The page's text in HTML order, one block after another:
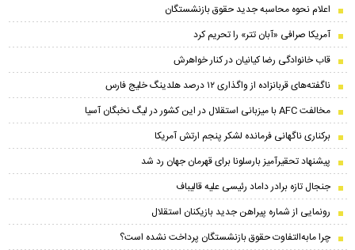
اعلام نحوه محاسبه جدید حقوق بازنشستگان
آمریکا صرافی «آبان تتر» را تحریم کرد
قاب خانوادگی رضا کیانیان در کنار خواهرش
ناگفته‌های قربانزاده از واگذاری ۱۲ درصد هلدینگ خلیج فارس
مخالفت AFC با میزبانی استقلال در این کشور در لیگ نخبگان آسیا
برکناری ناگهانی فرمانده لشکر پنجم ارتش آمریکا
پیشنهاد تحقیرآمیز بارسلونا برای قهرمان جهان رد شد
جنجال تازه برادر داماد رئیسی علیه قالیباف
رونمایی از شماره پیراهن جدید بازیکنان استقلال
چرا مابه‌التفاوت حقوق بازنشستگان پرداخت نشده است؟